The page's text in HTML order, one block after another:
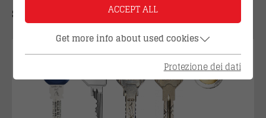
Selezionare una delle 3 opzioni:
ACCEPT ALL
Get more info about used cookies
Protezione dei dati